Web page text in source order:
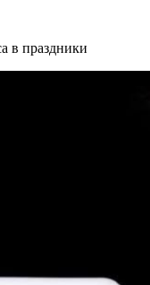
в праздники